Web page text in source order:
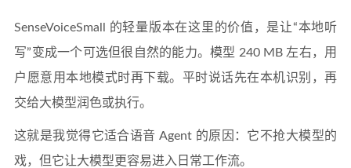
SenseVoiceSmall 的轻量版本在这里的价值，是让“本地听
写”变成一个可选但很自然的能力。模型 240 MB 左右，用
户愿意用本地模式时再下载。平时说话先在本机识别，再
交给大模型润色或执行。
这就是我觉得它适合语音 Agent 的原因：它不抢大模型的
戏，但它让大模型更容易进入日常工作流。